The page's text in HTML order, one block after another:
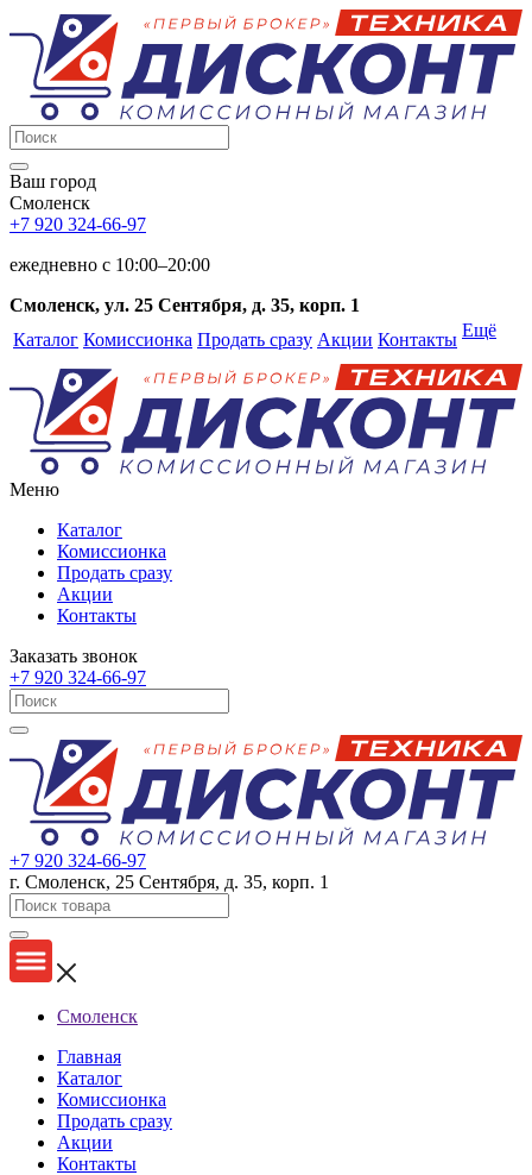
Ваш город
Смоленск
+7 920 324-66-97
ежедневно c 10:00–20:00
Смоленск, ул. 25 Сентября, д. 35, корп. 1
Каталог Комиссионка Продать сразу Акции Контакты Ещё
Меню
Каталог
Комиссионка
Продать сразу
Акции
Контакты
Заказать звонок
+7 920 324-66-97
+7 920 324-66-97
г. Смоленск, 25 Сентября, д. 35, корп. 1
Смоленск
Главная
Каталог
Комиссионка
Продать сразу
Акции
Контакты